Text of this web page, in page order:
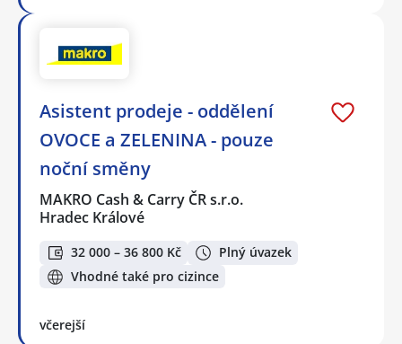
Asistent prodeje - oddělení
OVOCE a ZELENINA - pouze
noční směny
MAKRO Cash & Carry ČR s.r.o.
Hradec Králové
32 000 – 36 800 Kč
Plný úvazek
Vhodné také pro cizince
včerejší